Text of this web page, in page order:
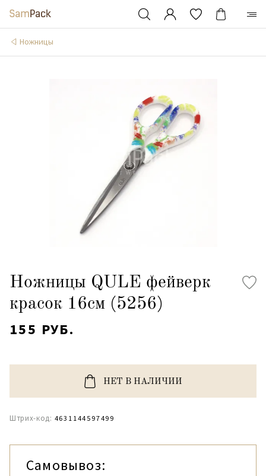
Ножницы
Ножницы QULE фейверк
красок 16см (5256)
155 РУБ.
НЕТ В НАЛИЧИИ
Штрих-код: 4631144597499
Самовывоз: